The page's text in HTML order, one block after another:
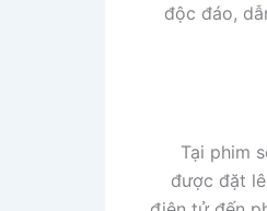
độc đáo,
Tại phim
được đặt